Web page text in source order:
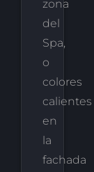
zona
del
Spa,
o
colores
calientes
en
la
fachada